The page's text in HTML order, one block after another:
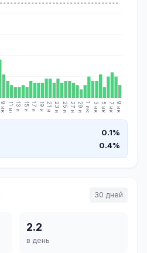
9 июн. 11 июн.13 июн. 15 июн.17 июн.19 июн.21 июн.23 июн.25 июн.27 июн.29 июн. 1 июл. 3 июл.5 июл.7 июл.9 июл.
0.1%
0.4%
30 дней
2.2
в день